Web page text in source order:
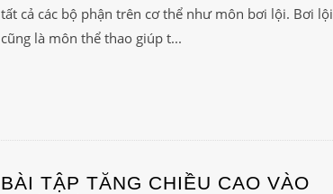
tất cả các bộ phận trên cơ thể như môn bơi lội. Bơi lội
cũng là môn thể thao giúp t...
BÀI TẬP TĂNG CHIỀU CAO VÀO